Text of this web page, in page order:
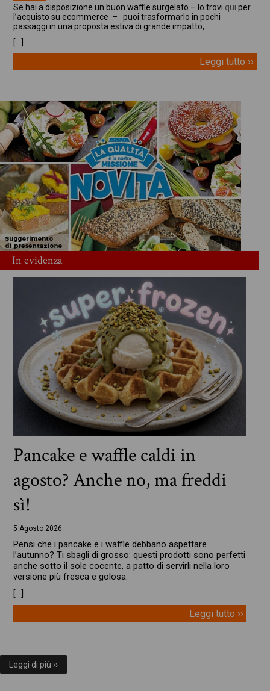
Se hai a disposizione un buon waffle surgelato – lo trovi qui per
l’acquisto su ecommerce – puoi trasformarlo in pochi
passaggi in una proposta estiva di grande impatto,
[…]
Leggi tutto ››
In evidenza
Pancake e waffle caldi in
agosto? Anche no, ma freddi
sì!
5 Agosto 2026
Pensi che i pancake e i waffle debbano aspettare
l’autunno? Ti sbagli di grosso: questi prodotti sono perfetti
anche sotto il sole cocente, a patto di servirli nella loro
versione più fresca e golosa.
[…]
Leggi tutto ››
Leggi di più ››